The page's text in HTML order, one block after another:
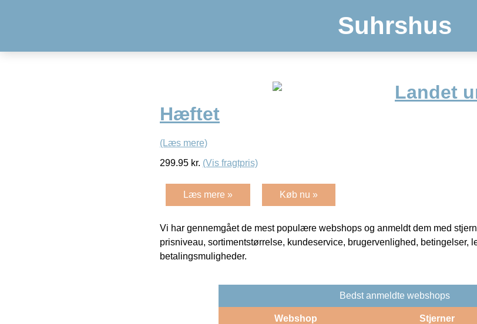
Suhrshus
Landet
Hæftet
(Læs mere)
299.95 kr. (Vis fragtpris)
Læs mere » Køb nu »
Vi har gennemgået de mest populære webshops og anmeldt dem med
prisniveau, sortimentstørrelse, kundeservice, brugervenlighed, betingelser,
betalingsmuligheder.
Bedst anmeldte webshops
Webshop Stjerner